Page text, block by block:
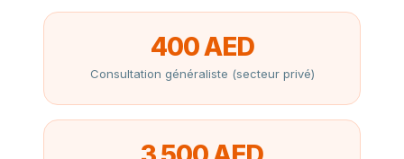
400 AED
Consultation généraliste (secteur privé)